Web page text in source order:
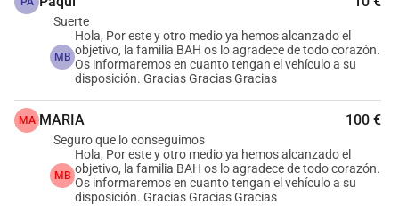
Suerte
MB
Hola, Por este y otro medio ya hemos alcanzado el
objetivo, la familia BAH os lo agradece de todo corazón.
Os informaremos en cuanto tengan el vehículo a su
disposición. Gracias Gracias Gracias
MA MARIA 100 €
Seguro que lo conseguimos
MB
Hola, Por este y otro medio ya hemos alcanzado el
objetivo, la familia BAH os lo agradece de todo corazón.
Os informaremos en cuanto tengan el vehículo a su
disposición. Gracias Gracias Gracias